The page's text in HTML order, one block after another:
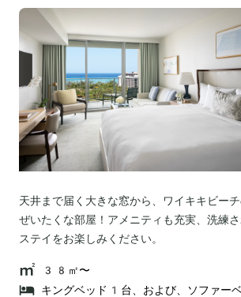
天井まで届く大きな窓から、ワイキキビー
ぜいたくな部屋！アメニティも充実、洗練
ステイをお楽しみください。
38㎡〜
キングベッド1台、および、ソファー